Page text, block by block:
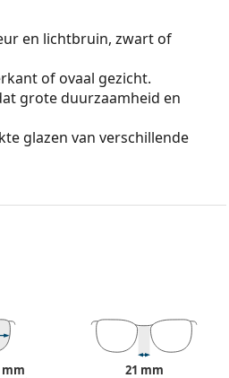
en lichtbruin, zwart of
of ovaal gezicht.
grote duurzaamheid en
glazen van verschillende
een uitstekende scherpte,
vervorming, zodat je objecten
oplossing in HDO-
Standards Institute en
mm 21 mm